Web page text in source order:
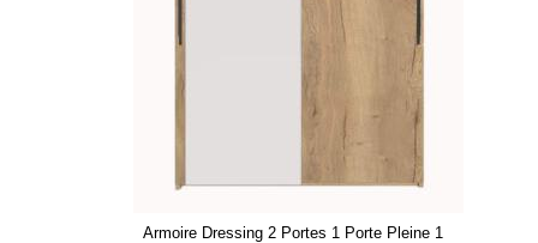
Armoire Dressing 2 Portes 1 Porte Pleine 1